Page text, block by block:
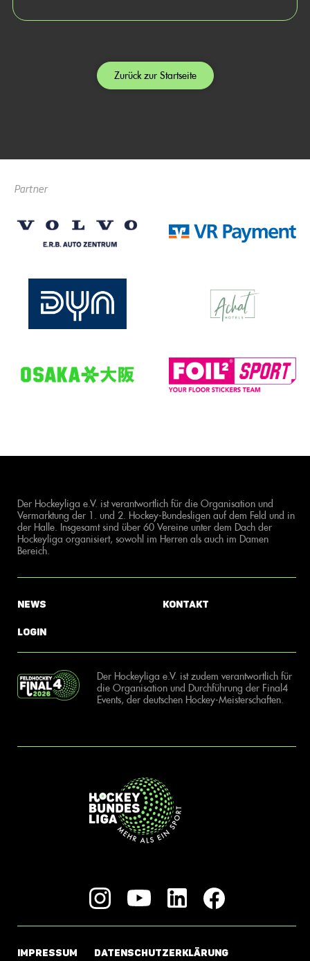
Zurück zur Startseite
Partner
Der Hockeyliga e.V. ist verantwortlich für die Organisation und
Vermarktung der 1. und 2. Hockey-Bundesligen auf dem Feld und in
der Halle. Insgesamt sind über 60 Vereine unter dem Dach der
Hockeyliga organisiert, sowohl im Herren als auch im Damen
Bereich.
News
Login
Kontakt
Der Hockeyliga e.V. ist zudem verantwortlich für
die Organisation und Durchführung der Final4
Events, der deutschen Hockey-Meisterschaften.
IMPRESSUM DATENSCHUTZERKLÄRUNG